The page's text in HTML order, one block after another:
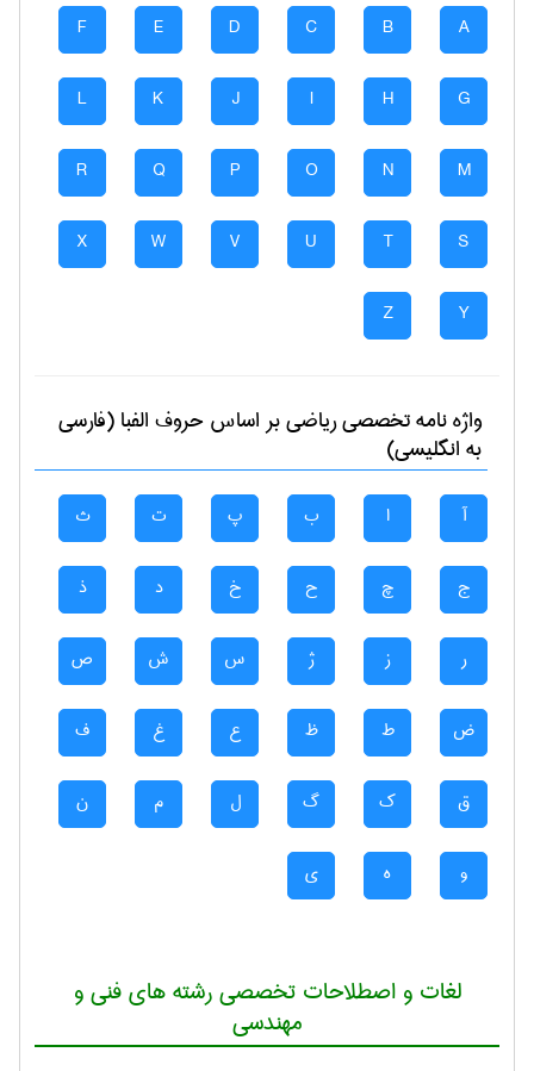
A
B
C
D
E
F
G
H
I
J
K
L
M
N
O
P
Q
R
S
T
U
V
W
X
Y
Z
واژه نامه تخصصیرياضیبر اساس حروف الفبا (فارسی
به انگلیسی)
آ ا ب پ ت ث
ج چ ح خ د ذ
ر ز ژ س ش ص
ض ط ظ ع غ ف
ق ک گ ل م ن
و ه ی
لغات و اصطلاحات تخصصی رشته های فنی و
مهندسی